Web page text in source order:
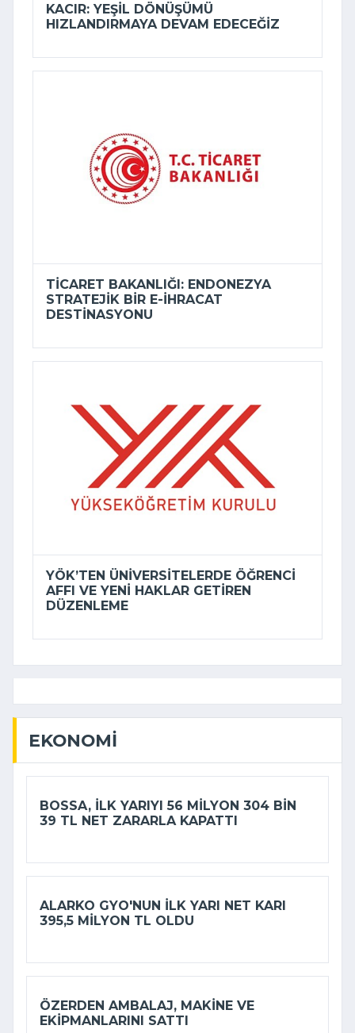
KACIR: YEŞIL DÖNÜŞÜMÜ
HIZLANDIRMAYA DEVAM EDECEĞIZ
TICARET BAKANLIĞI: ENDONEZYA
STRATEJIK BIR E-İHRACAT
DESTINASYONU
YÖK’TEN ÜNIVERSITELERDE ÖĞRENCI
AFFI VE YENI HAKLAR GETIREN
DÜZENLEME
EKONOMI
BOSSA, ILK YARIYI 56 MILYON 304 BIN
39 TL NET ZARARLA KAPATTI
ALARKO GYO'NUN ILK YARI NET KARI
395,5 MILYON TL OLDU
ÖZERDEN AMBALAJ, MAKINE VE
EKIPMANLARINI SATTI